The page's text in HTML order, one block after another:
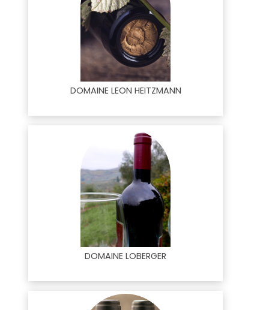
DOMAINE LEON HEITZMANN
DOMAINE LOBERGER